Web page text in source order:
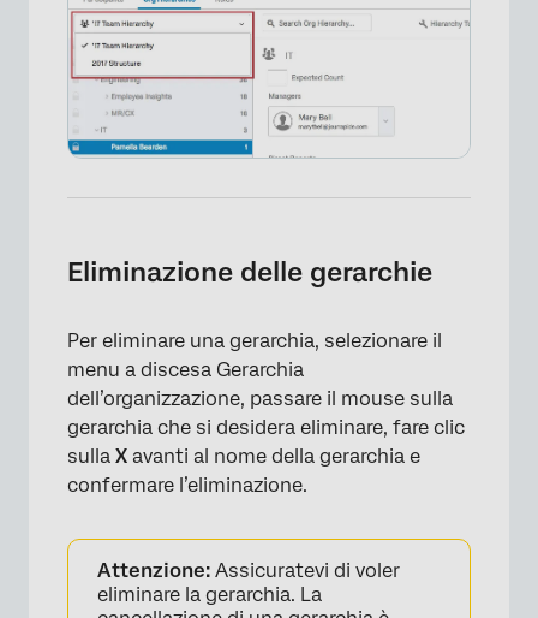
Eliminazione delle gerarchie
Per eliminare una gerarchia, selezionare il
menu a discesa Gerarchia
dell’organizzazione, passare il mouse sulla
gerarchia che si desidera eliminare, fare clic
sulla X avanti al nome della gerarchia e
confermare l’eliminazione.
Attenzione: Assicuratevi di voler
eliminare la gerarchia. La